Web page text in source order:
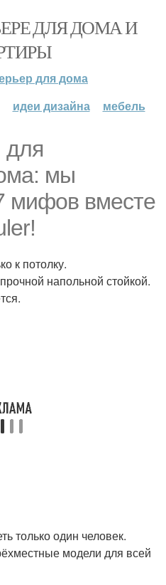
ДЛЯ ДОМА И
для дома
идеи дизайна мебель
для
мы
мифов вместе
к потолку.
напольной стойкой.
только один человек.
модели для всей